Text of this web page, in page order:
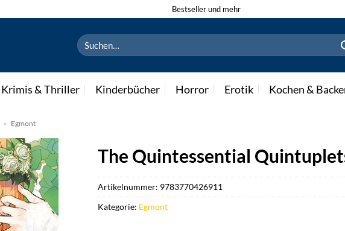
Bestseller und mehr
Suchen
nach:
Krimis & Thriller Kinderbücher Horror Erotik Kochen &
» Egmont
The Quintessential
Artikelnummer: 9783770426911
Kategorie: Egmont